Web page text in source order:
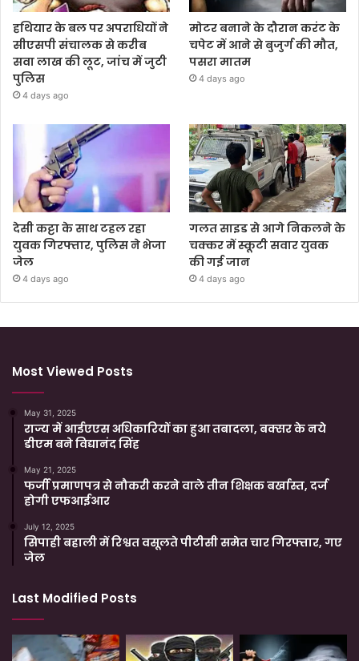
हथियार के बल पर अपराधियों ने
सीएसपी संचालक से करीब
सवा लाख की लूट, जांच में जुटी
पुलिस
4 days ago
मोटर बनाने के दौरान करंट के
चपेट में आने से बुजुर्ग की मौत,
पसरा मातम
4 days ago
देसी कट्टा के साथ टहल रहा
युवक गिरफ्तार, पुलिस ने भेजा
जेल
4 days ago
गलत साइड से आगे निकलने के
चक्कर में स्कूटी सवार युवक
की गई जान
4 days ago
Most Viewed Posts
May 31, 2025
राज्य में आईएएस अधिकारियों का हुआ तबादला, बक्सर के नये
डीएम बने विद्यानंद सिंह
May 21, 2025
फर्जी प्रमाणपत्र से नौकरी करने वाले तीन शिक्षक बर्खास्त, दर्ज
होगी एफआईआर
July 12, 2025
सिपाही बहाली में रिश्वत वसूलते पीटीसी समेत चार गिरफ्तार, गए
जेल
Last Modified Posts